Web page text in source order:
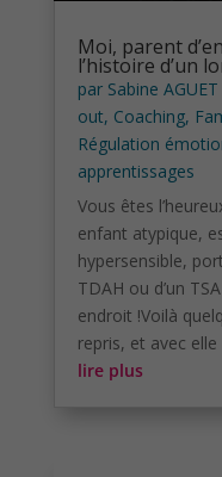
Moi, parent
l’histoire d’un
par Sabine AGUET
out, Coaching,
Régulation
apprentissages
Vous êtes
enfant atypique,
hypersensible,
TDAH ou d’un
endroit !Voilà
repris, et avec
lire plus